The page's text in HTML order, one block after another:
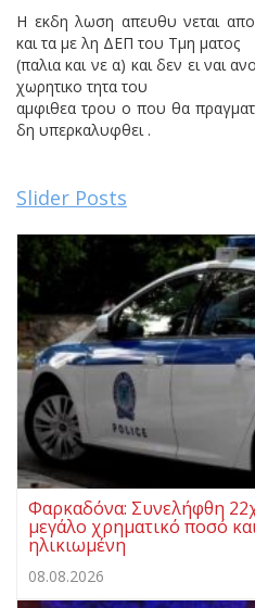
Η εκδη λωση απευθυ νεται
και τα με λη ΔΕΠ του Τμη ματος
(παλια και νε α) και δεν ει ναι
χωρητικο τητα του
αμφιθεα τρου ο που θα
δη υπερκαλυφθει .
Slider Posts
Φαρκαδόνα: Συνελήφθη
μεγάλο χρηματικό ποσό
ηλικιωμένη
08.08.2026